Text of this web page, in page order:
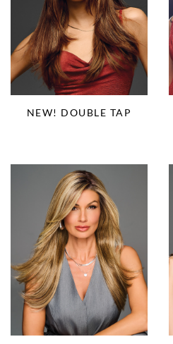
NEW! DOUBLE TAP